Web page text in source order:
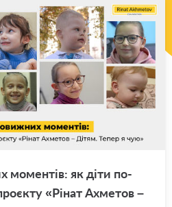
мо­мен­тів: як діти по­
«Рінат Ахме­тов –